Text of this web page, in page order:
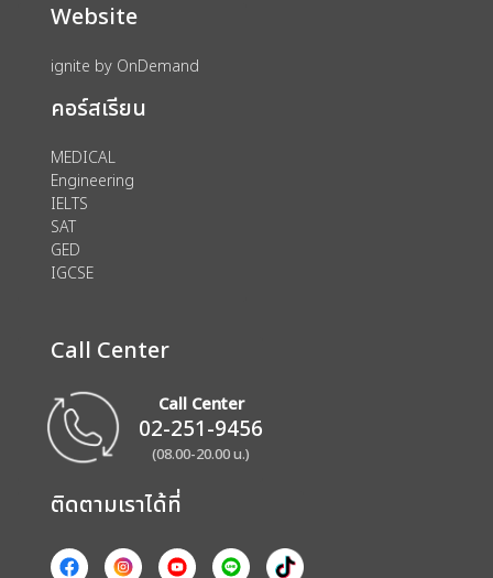
Website
ignite by OnDemand
คอร์สเรียน
MEDICAL
Engineering
IELTS
SAT
GED
IGCSE
Call Center
Call Center
02-251-9456
(08.00-20.00 น.)
ติดตามเราได้ที่